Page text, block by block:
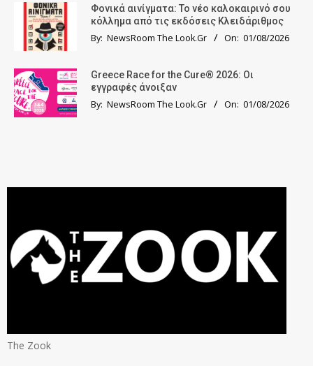
Φονικά αινίγματα: Το νέο καλοκαιρινό σου
κόλλημα από τις εκδόσεις Κλειδάριθμος
By: NewsRoom The Look.Gr On: 01/08/2026
Greece Race for the Cure® 2026: Οι
εγγραφές άνοιξαν
By: NewsRoom The Look.Gr On: 01/08/2026
The Zook